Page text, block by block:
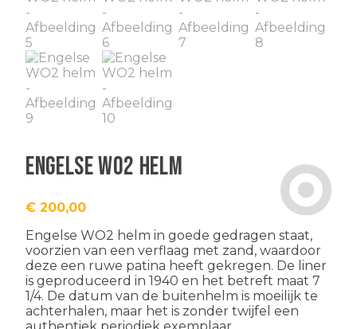
Engelse WO2 helm
€ 200,00
Engelse WO2 helm in goede gedragen staat,
voorzien van een verflaag met zand, waardoor
deze een ruwe patina heeft gekregen. De liner
is geproduceerd in 1940 en het betreft maat 7
1/4. De datum van de buitenhelm is moeilijk te
achterhalen, maar het is zonder twijfel een
authentiek periodiek exemplaar.